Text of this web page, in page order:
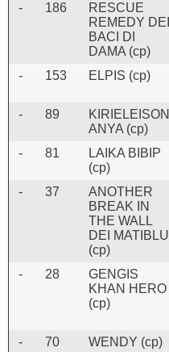
- 186
RESCUE
REMEDY DEI
BACI DI
DAMA (cp)
-
153 ELPIS (cp)
-
89
KIRIELEISON
ANYA (cp)
-
81
LAIKA BIBIP
(cp)
-
37
ANOTHER
BREAK IN
THE WALL
DEI MATIBLU
(cp)
- 28
GENGIS
KHAN HERO
(cp)
-
70 WENDY (cp)